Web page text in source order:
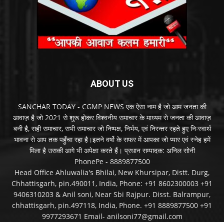
ABOUT US
SANCHAR TODAY - CGMP NEWS एक ऐसा नाम है जो आम जनता की
आवाज़ है जो 2021 से शुरू होकर विश्वनीय समाचार के माध्यम से जनता की आवाज़
बनी है, सही समाचार, सभी समाचार जो निष्पक्ष, निर्भय, एवं निरन्तर रहते हुए निःस्वार्थ
भावना से आप तक पहुँचा रहा है।इतने वर्षो के सफर में आपका जो प्यार एवं स्नेह हमें
मिला है उसकी आगे भी अपेक्षा करते हैं। प्रधान सम्पादक: अनिल सोनी
PhonePe - 8889877500
Head Office Ahluwalia's Bhilai, New Khursipar, Distt. Durg,
Chhattisgarh, pin.490011, India, Phone: +91 8602300003 +91
9406310203 & Anil soni, Near Sbi Rajpur. Disst. Balrampur,
chhattisgarh, pin.497118, India, Phone. +91 8889877500 +91
9977293671 Email- anilsoni77@gmail.com